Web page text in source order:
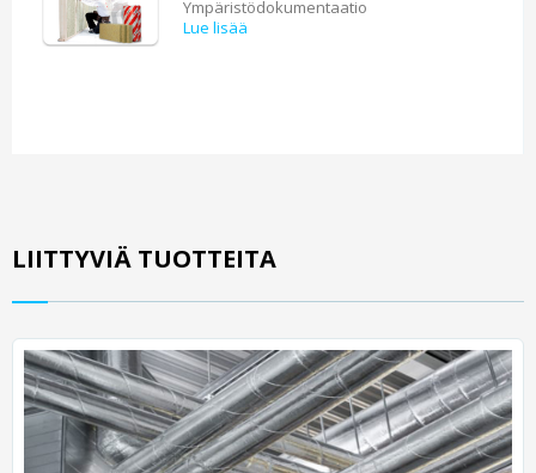
Ympäristödokumentaatio
Lue lisää
LIITTYVIÄ TUOTTEITA